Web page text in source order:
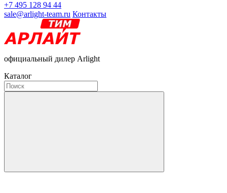
+7 495 128 94 44
sale@arlight-team.ru Контакты
официальный дилер Arlight
Каталог